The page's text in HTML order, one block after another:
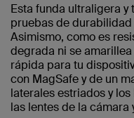
Esta funda ultraligera
pruebas de
Asimismo, como es
degrada ni se
rápida para tu
con MagSafe y de un
laterales estriados y
las lentes de la cámara